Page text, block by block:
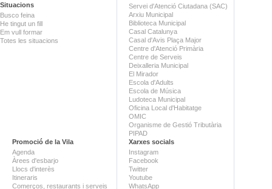
Situacions
Busco feina
He tingut un fill
Em vull formar
Totes les situacions
Servei d'Atenció Ciutadana (SAC)
Arxiu Municipal
Biblioteca Municipal
Casal Catalunya
Casal d'Avis Plaça Major
Centre d'Atenció Primària
Centre de Serveis
Deixalleria Municipal
El Mirador
Escola d'Adults
Escola de Música
Ludoteca Municipal
Oficina Local d'Habitatge
OMIC
Organisme de Gestió Tributària
PIPAD
Promoció de la Vila
Agenda
Àrees d'esbarjo
Llocs d'interès
Itineraris
Comerços, restaurants i serveis
Xarxes socials
Instagram
Facebook
Twitter
Youtube
WhatsApp